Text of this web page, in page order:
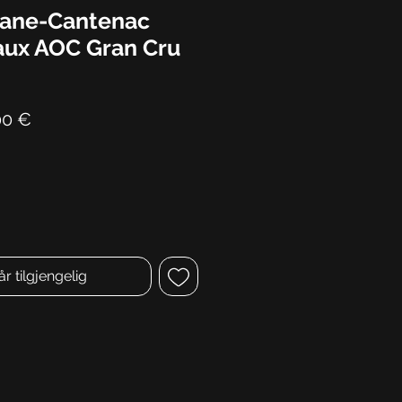
Cantenac
AOC Gran Cru
€
tilgjengelig